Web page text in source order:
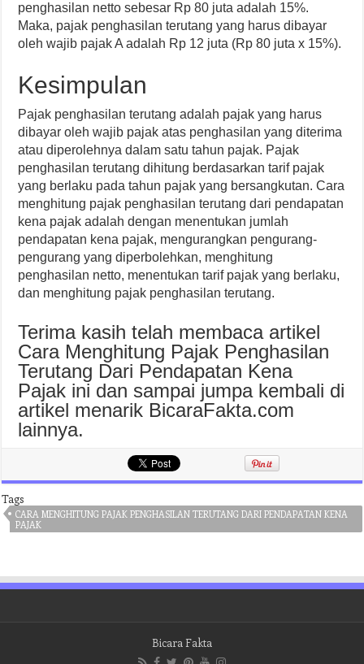
penghasilan netto sebesar Rp 80 juta adalah 15%.
Maka, pajak penghasilan terutang yang harus dibayar
oleh wajib pajak A adalah Rp 12 juta (Rp 80 juta x 15%).
Kesimpulan
Pajak penghasilan terutang adalah pajak yang harus
dibayar oleh wajib pajak atas penghasilan yang diterima
atau diperolehnya dalam satu tahun pajak. Pajak
penghasilan terutang dihitung berdasarkan tarif pajak
yang berlaku pada tahun pajak yang bersangkutan. Cara
menghitung pajak penghasilan terutang dari pendapatan
kena pajak adalah dengan menentukan jumlah
pendapatan kena pajak, mengurangkan pengurang-
pengurang yang diperbolehkan, menghitung
penghasilan netto, menentukan tarif pajak yang berlaku,
dan menghitung pajak penghasilan terutang.
Terima kasih telah membaca artikel
Cara Menghitung Pajak Penghasilan
Terutang Dari Pendapatan Kena
Pajak ini dan sampai jumpa kembali di
artikel menarik BicaraFakta.com
lainnya.
Tags
CARA MENGHITUNG PAJAK PENGHASILAN TERUTANG DARI PENDAPATAN KENA
PAJAK
Bicara Fakta